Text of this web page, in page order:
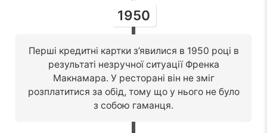
1950
Перші кредитні картки з’явилися в 1950 році в
результаті незручної ситуації Френка
Макнамара. У ресторані він не зміг
розплатитися за обід, тому що у нього не було
з собою гаманця.